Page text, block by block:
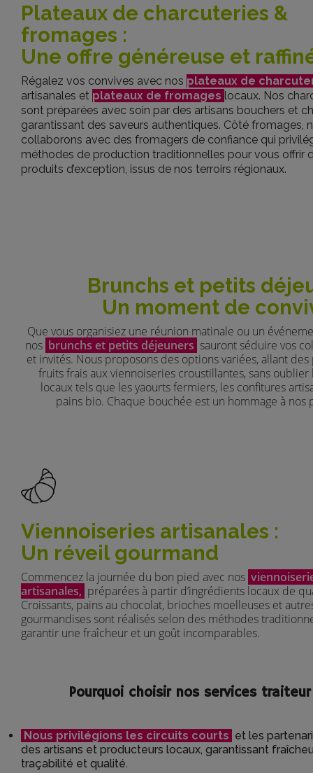
Plateaux de charcuteries &
fromages :
Une offre généreuse et
Régalez vos convives avec nos plateaux de
artisanales et plateaux de fromages locaux. Nos
sont préparées avec soin par des artisans bouchers et
garantissant des saveurs authentiques. Côté fromages,
collaborons avec des fromagers de confiance qui
méthodes de production traditionnelles pour vous offrir
produits d’exception, issus de nos terroirs régionaux.
Brunchs et petits
Un moment de
Que vous organisiez une réunion matinale ou un
nos brunchs et petits déjeuners sauront séduire vos
et invités. Nous proposons des options variées, allant
fruits frais aux viennoiseries croustillantes, sans
locaux tels que les yaourts fermiers, les confitures
pains bio. Chaque bouchée est un hommage à nos
Viennoiseries artisanales :
Un réveil gourmand
Commencez la journée du bon pied avec nos
artisanales, préparées à partir d’ingrédients locaux de
Croissants, pains au chocolat, brioches moelleuses et
gourmandises sont réalisés selon des méthodes
garantir une fraîcheur et un goût incomparables.
Pourquoi choisir nos services traiteur
Nous privilégions les circuits courts et les
des artisans et producteurs locaux, garantissant
traçabilité et qualité.